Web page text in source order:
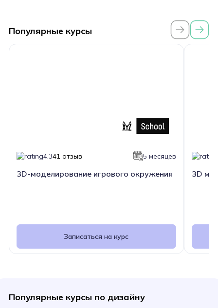
Популярные курсы
4.341 отзыв 5 месяцев
3D-моделирование игрового окружения
Записаться на курс
3D
Популярные курсы по дизайну